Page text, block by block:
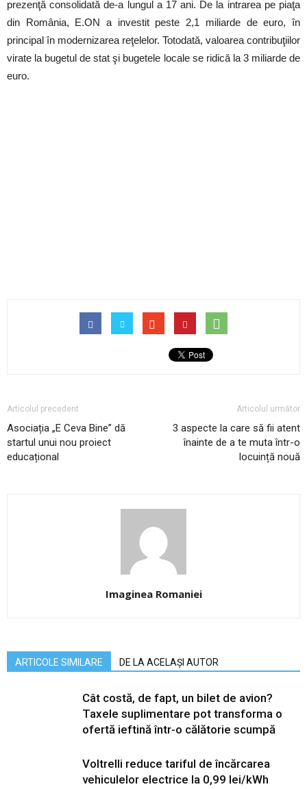
prezenţă consolidată de-a lungul a 17 ani. De la intrarea pe piaţa
din România, E.ON a investit peste 2,1 miliarde de euro, în
principal în modernizarea reţelelor. Totodată, valoarea contribuţiilor
virate la bugetul de stat şi bugetele locale se ridică la 3 miliarde de
euro.
Articolul precedent
Asociația „E Ceva Bine” dă
startul unui nou proiect
educațional
Articolul următor
3 aspecte la care să fii atent
înainte de a te muta într-o
locuință nouă
Imaginea Romaniei
ARTICOLE SIMILARE DE LA ACELAȘI AUTOR
Cât costă, de fapt, un bilet de avion?
Taxele suplimentare pot transforma o
ofertă ieftină într-o călătorie scumpă
Voltrelli reduce tariful de încărcarea
vehiculelor electrice la 0,99 lei/kWh